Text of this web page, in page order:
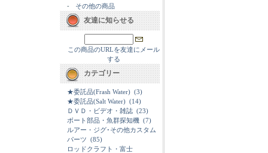
- その他の商品
友達に知らせる
この商品のURLを友達にメール
する
カテゴリー
★委託品(Frash Water) (3)
★委託品(Salt Water) (14)
ＤＶＤ・ビデオ・雑誌 (23)
ボート部品・魚群探知機 (7)
ルアー・ジグ･その他カスタム
パーツ (85)
ロッドクラフト・富士